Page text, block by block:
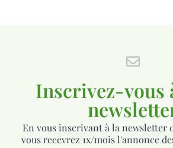
Inscrivez-vous
En vous inscrivant à la newsletter
vous recevrez 1x/mois l'annonce